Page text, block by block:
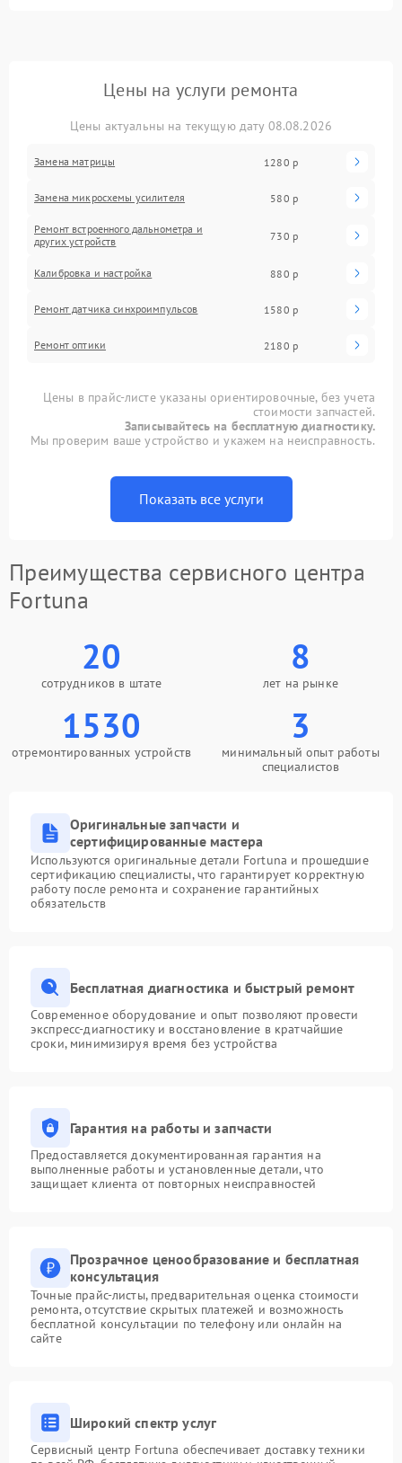
Цены на услуги ремонта
Цены актуальны на текущую дату 08.08.2026
Замена матрицы 1280 р
Замена микросхемы усилителя 580 р
Ремонт встроенного дальнометра и
других устройств
730 р
Калибровка и настройка 880 р
Ремонт датчика синхроимпульсов 1580 р
Ремонт оптики 2180 р
Цены в прайс-листе указаны ориентировочные, без учета
стоимости запчастей.
Записывайтесь на бесплатную диагностику.
Мы проверим ваше устройство и укажем на неисправность.
Показать все услуги
Преимущества сервисного центра
Fortuna
20
сотрудников в штате
8
лет на рынке
1530
отремонтированных устройств
3
минимальный опыт работы
специалистов
Оригинальные запчасти и
сертифицированные мастера
Используются оригинальные детали Fortuna и прошедшие
сертификацию специалисты, что гарантирует корректную
работу после ремонта и сохранение гарантийных
обязательств
Бесплатная диагностика и быстрый ремонт
Современное оборудование и опыт позволяют провести
экспресс-диагностику и восстановление в кратчайшие
сроки, минимизируя время без устройства
Гарантия на работы и запчасти
Предоставляется документированная гарантия на
выполненные работы и установленные детали, что
защищает клиента от повторных неисправностей
Прозрачное ценообразование и бесплатная
консультация
Точные прайс-листы, предварительная оценка стоимости
ремонта, отсутствие скрытых платежей и возможность
бесплатной консультации по телефону или онлайн на
сайте
Широкий спектр услуг
Сервисный центр Fortuna обеспечивает доставку техники